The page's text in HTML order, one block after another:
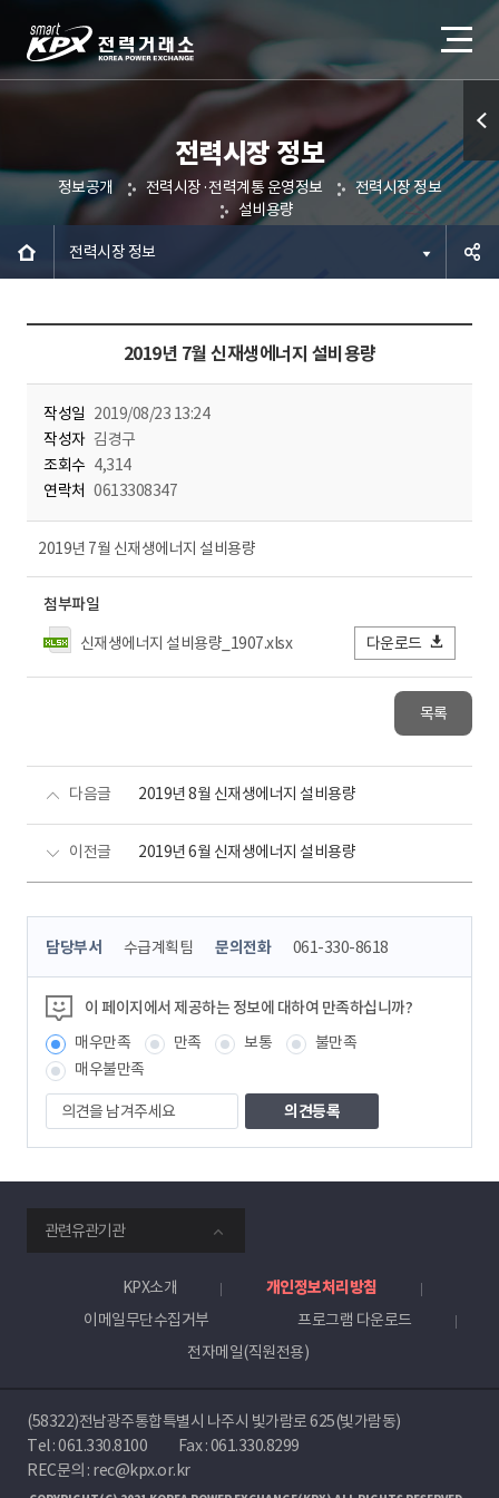
전력시장 정보
정보공개 전력시장·전력계통 운영정보
전력시장 정보
설비용량
전력시장 정보
2019년 7월 신재생에너지 설비용량
작성일 2019/08/23 13:24
작성자 김경구
조회수 4,314
연락처 0613308347
2019년 7월 신재생에너지 설비용량
첨부파일
신재생에너지 설비용량_1907.xlsx
다운로드
목록
다음글 2019년 8월 신재생에너지 설비용량
이전글 2019년 6월 신재생에너지 설비용량
콘
츠
정
보
책
임
자
담당부서 수급계획팀 문의전화 061-330-8618
이 페이지에서 제공하는 정보에 대하여 만족하십니까?
매우만족
만족 보통
불만족
매우불만족
의
견
을
겨
주
세
요
관련유관기관
KPX소개
개인정보처리방침
이메일무단수집거부
프로그램 다운로드
전자메일(직원전용)
(58322)전남광주통합특별시 나주시 빛가람로 625(빛가람동)
Tel :061.330.8100
Fax : 061.330.8299
REC문의 : rec@kpx.or.kr
퀵메
뉴 열
기